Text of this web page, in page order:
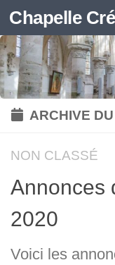
Skip to
Chapelle
ARCHIVE
NON CLASSÉ
Annonces
2020
Voici les